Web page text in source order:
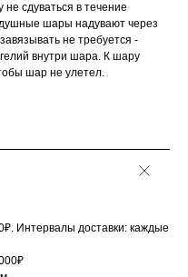
сдуваться в течение
шары надувают через
не требуется -
внутри шара. К шару
шар не улетел.
Интервалы доставки: каждые